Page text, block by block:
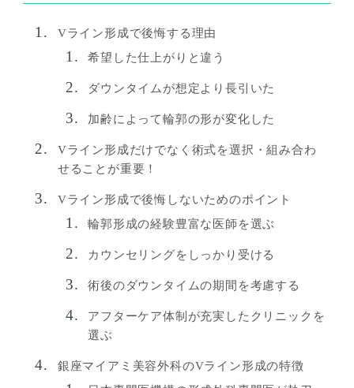
Vライン形成で後悔する理由
希望した仕上がりと違う
ダウンタイムが想定より長引いた
加齢によって輪郭の形が変化した
Vライン形成だけでなく術式を選択・組み合わ
せることが重要！
Vライン形成で後悔しないためのポイント
輪郭形成の経験豊富な医師を選ぶ
カウンセリングをしっかり受ける
術後のダウンタイムの期間を考慮する
アフターケア体制が充実したクリニックを
選ぶ
銀座マイアミ美容外科のVライン形成の特徴